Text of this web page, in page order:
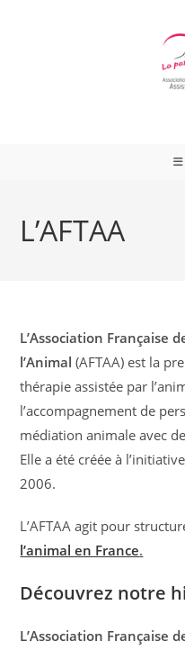
L’AFTAA
L’Association Française
l’Animal (AFTAA) est la
thérapie assistée par
l’accompagnement de
médiation animale avec
Elle a été créée à
2006.
L’AFTAA agit pour
l’animal en France.
Découvrez notre
L’Association Française